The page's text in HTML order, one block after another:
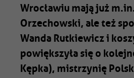
Wrocławiu mają już
Orzechowski, ale też
Wanda Rutkiewicz i
powiększyła się o
Kępka), mistrzynię